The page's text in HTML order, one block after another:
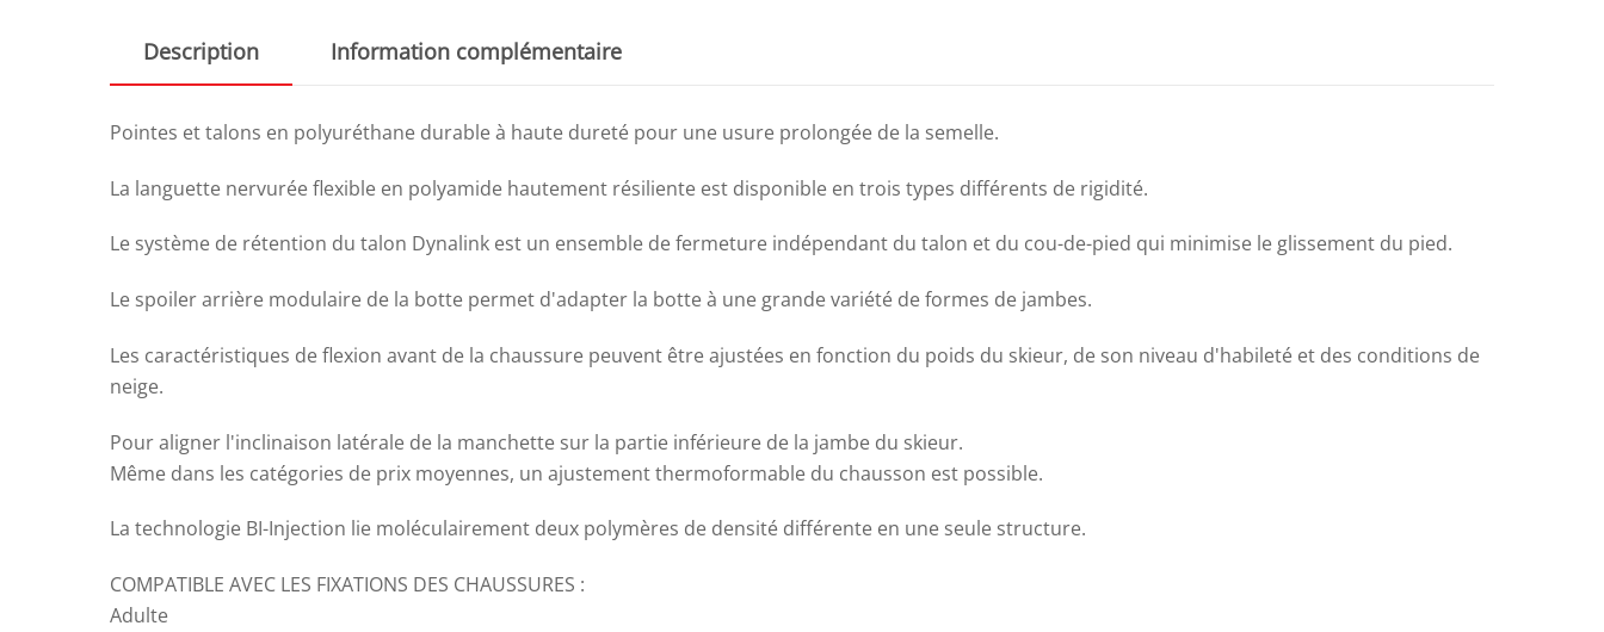
Description Information complémentaire
Pointes et talons en polyuréthane durable à haute dureté pour une usure prolongée de la semelle.
La languette nervurée flexible en polyamide hautement résiliente est disponible en trois types différents de rigidité.
Le système de rétention du talon Dynalink est un ensemble de fermeture indépendant du talon et du cou-de-pied qui minimise le glissement du pied.
Le spoiler arrière modulaire de la botte permet d'adapter la botte à une grande variété de formes de jambes.
Les caractéristiques de flexion avant de la chaussure peuvent être ajustées en fonction du poids du skieur, de son niveau d'habileté et des conditions de
neige.
Pour aligner l'inclinaison latérale de la manchette sur la partie inférieure de la jambe du skieur.
Même dans les catégories de prix moyennes, un ajustement thermoformable du chausson est possible.
La technologie BI-Injection lie moléculairement deux polymères de densité différente en une seule structure.
COMPATIBLE AVEC LES FIXATIONS DES CHAUSSURES :
Adulte